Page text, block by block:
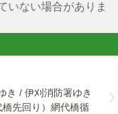
いない場合がありま
き / 伊刈消防署ゆき
先回り）網代橋循